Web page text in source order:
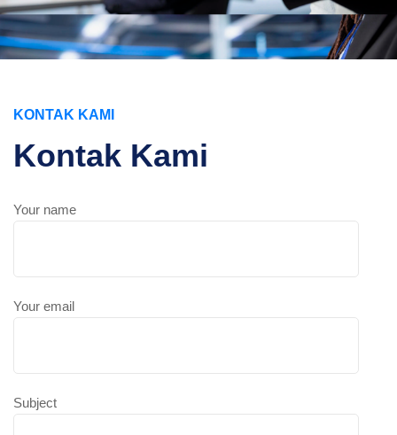
KONTAK KAMI
Kontak Kami
Your name
Your email
Subject